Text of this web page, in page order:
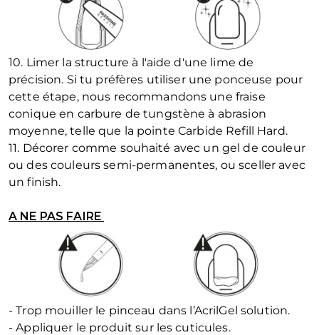
10. Limer la structure à l'aide d'une lime de
précision. Si tu préfères utiliser une ponceuse pour
cette étape, nous recommandons une fraise
conique en carbure de tungstène à abrasion
moyenne, telle que la pointe Carbide Refill Hard.
11. Décorer comme souhaité avec un gel de couleur
ou des couleurs semi-permanentes, ou sceller avec
un finish.
A NE PAS FAIRE
- Trop mouiller le pinceau dans l’AcrilGel solution.
- Appliquer le produit sur les cuticules.